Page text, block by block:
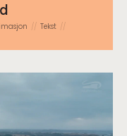
Tekst